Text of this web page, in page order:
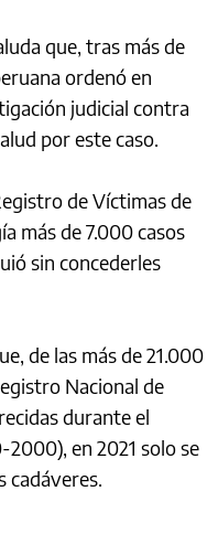
que, tras más de
ordenó en
judicial contra
por este caso.
de Víctimas de
más de 7.000 casos
sin concederles
de las más de 21.000
Nacional de
durante el
en 2021 solo se
cadáveres.